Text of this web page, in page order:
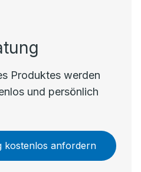
Produktes werden
und persönlich
kostenlos anfordern